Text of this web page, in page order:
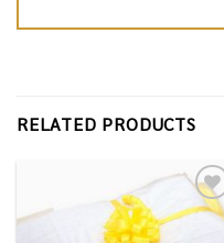
RELATED PRODUCTS
Add to